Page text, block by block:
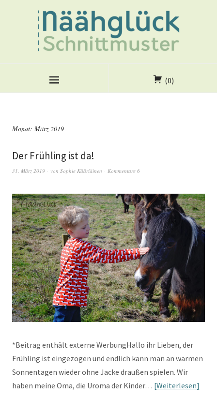
(0)
Monat: März 2019
Der Frühling ist da!
31. März 2019 von Sophie Kääriäinen Kommentare 6
*Beitrag enthält externe WerbungHallo ihr Lieben, der
Frühling ist eingezogen und endlich kann man an warmen
Sonnentagen wieder ohne Jacke draußen spielen. Wir
haben meine Oma, die Uroma der Kinder… Weiterlesen